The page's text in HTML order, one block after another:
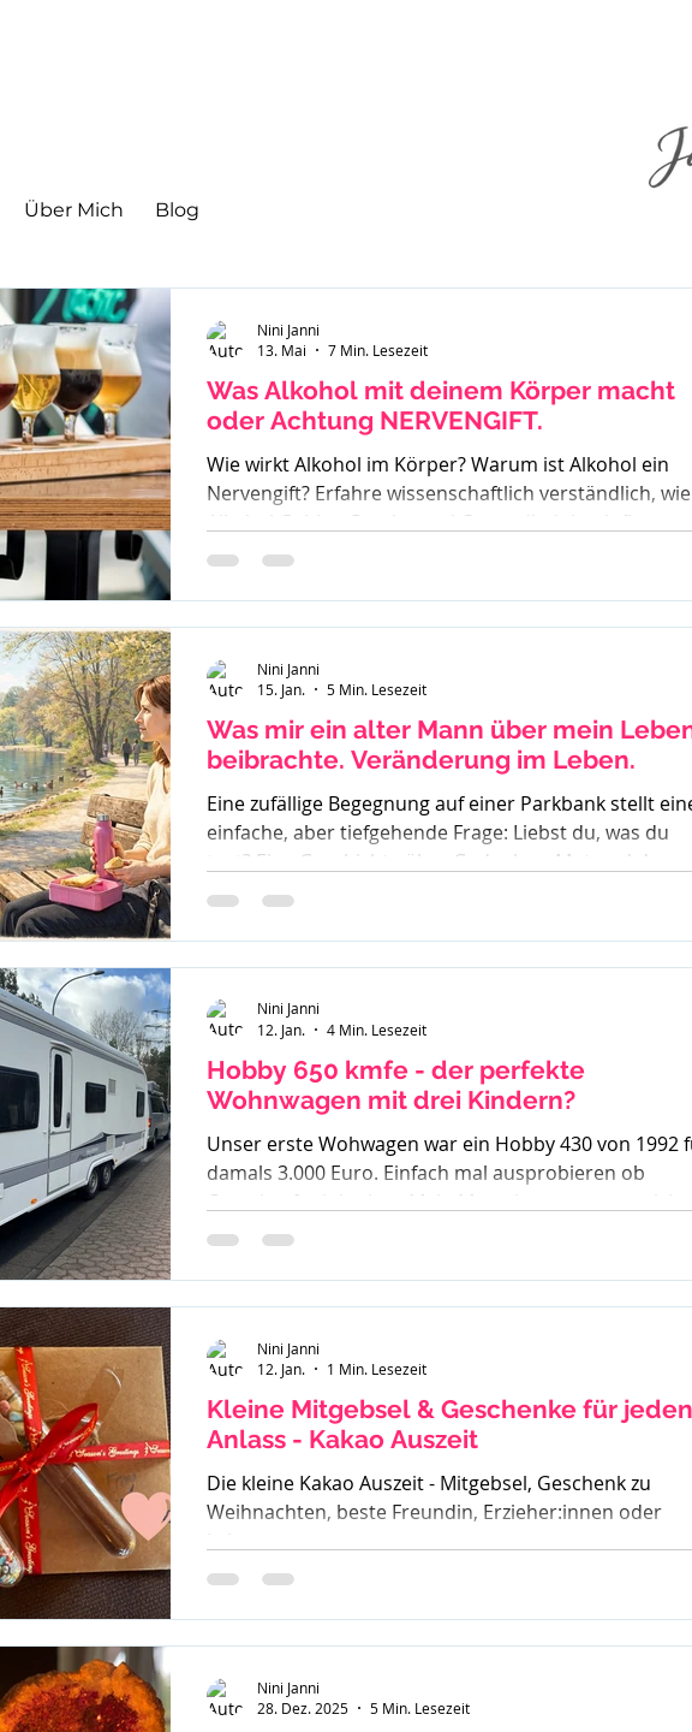
Über Mich Blog
Was Alkohol mit deinem Körper macht
oder Achtung NERVENGIFT.
Wie wirkt Alkohol im Körper? Warum ist Alkohol ein
Nervengift? Erfahre wissenschaftlich verständlich, wie
Alkohol Gehirn, Psyche und Gesundheit beeinflusst –
inklusive Sucht, Craving und Trinkertypen nach Jellinek.
Nini Janni
13. Mai
7 Min. Lesezeit
Was mir ein alter Mann über mein
beibrachte. Veränderung im Leben.
Eine zufällige Begegnung auf einer Parkbank stellt
einfache, aber tiefgehende Frage: Liebst du, was du
tust? Eine Geschichte über Gedanken, Mut und den
ersten Schritt zur Veränderung.
Nini Janni
15. Jan.
5 Min. Lesezeit
Hobby 650 kmfe - der perfekte
Wohnwagen mit drei Kindern?
Unser erste Wohwagen war ein Hobby 430 von 1992
damals 3.000 Euro. Einfach mal ausprobieren ob
Camping funktioniert. Mein Mann kannte es gar nicht,
ich bin mit Wohnwagen und Wohnmobilen groß
Baujahr 2012 Als unser großer Sohn geboren wurde
sind wir auch noch mit diesem 30 Jahre alten Hobby
und haben schnell gemerkt - der ist zu klein. Also
wir uns einen Fendt 470 gekauft. Solide, gut verarbeitet
und passend für
Nini Janni
12. Jan.
4 Min. Lesezeit
Kleine Mitgebsel & Geschenke für jeden
Anlass - Kakao Auszeit
Die kleine Kakao Auszeit - Mitgebsel, Geschenk zu
Weihnachten, beste Freundin, Erzieher:innen oder
Lehrer.
Nini Janni
12. Jan.
1 Min. Lesezeit
Nini Janni
28. Dez. 2025
5 Min. Lesezeit